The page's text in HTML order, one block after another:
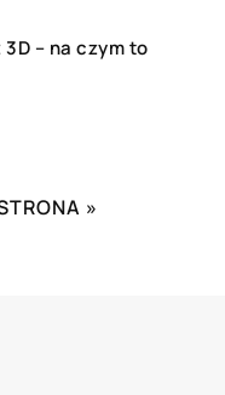
– na czym to
»